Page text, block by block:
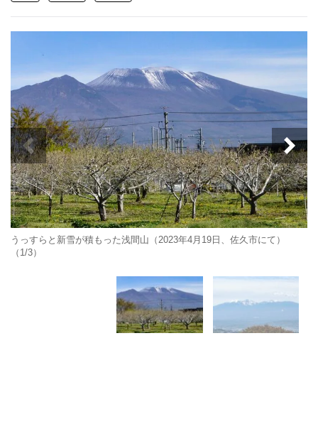
うっすらと新雪が積もった浅間山（2023年4月19日、佐久市にて）
（1/3）